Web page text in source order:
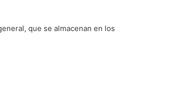
que se almacenan en los